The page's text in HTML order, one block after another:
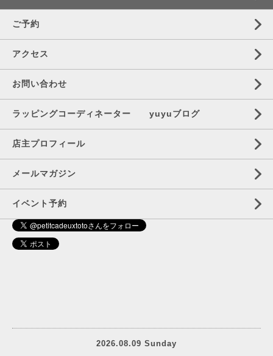
ご予約
アクセス
お問い合わせ
ラッピングコーディネーター yuyuブログ
店主プロフィール
メールマガジン
イベント予約
2026.08.09 Sunday